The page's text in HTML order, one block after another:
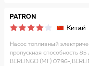
PATRON
Китай
Насос топливный
пропускная способность 85
BERLINGO (MF) 07.96-